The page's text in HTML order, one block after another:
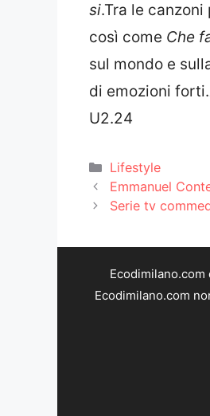
si.Tra le
così come Che
sul mondo e
di emozioni forti.
U2.24
Categorie
Lifestyle
Emmanuel
Serie tv
Ecodimilano.com
Ecodimilano.com